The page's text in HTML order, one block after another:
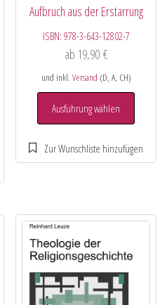
Aufbruch aus der Erstarrung
ISBN: 978-3-643-12802-7
ab 19,90 €
und inkl. Versand (D, A, CH)
Ausführung wählen